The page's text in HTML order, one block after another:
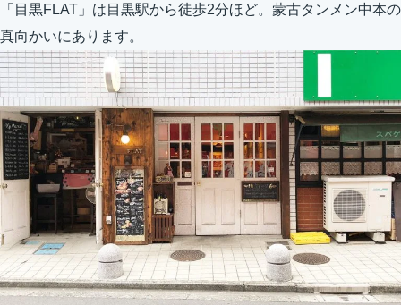
「目黒FLAT」は目黒駅から徒歩2分ほど。蒙古タンメン中本の
真向かいにあります。